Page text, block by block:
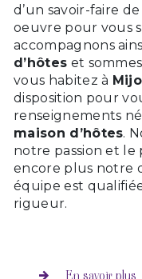
d’un savoir-faire
oeuvre pour vous
accompagnons
d’hôtes et
vous habitez à
disposition pour
renseignements
maison d’hôtes.
notre passion et le
encore plus notre
équipe est
rigueur.